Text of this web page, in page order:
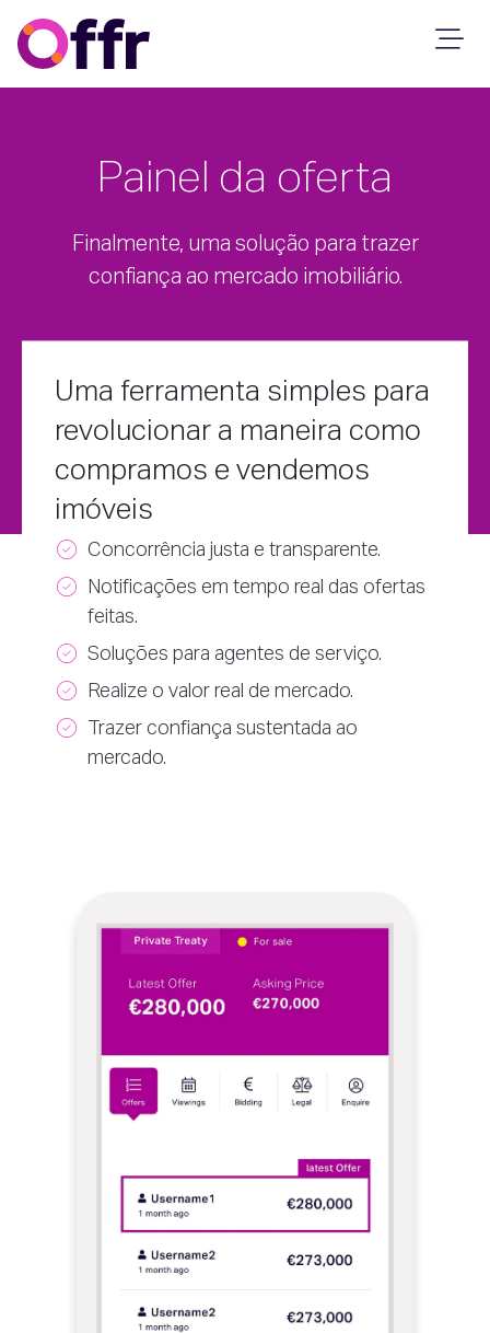
Painel da oferta
Finalmente, uma solução para trazer
confiança ao mercado imobiliário.
Uma ferramenta simples para
revolucionar a maneira como
compramos e vendemos
imóveis
Concorrência justa e transparente.
Notificações em tempo real das ofertas
feitas.
Soluções para agentes de serviço.
Realize o valor real de mercado.
Trazer confiança sustentada ao
mercado.